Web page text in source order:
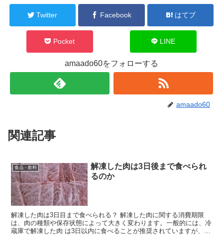
Twitter Facebook はてブ
Pocket LINE
amaado60をフォローする
amaado60
関連記事
食品・飲料
解凍した肉は3日後まで食べられ
るのか
解凍した肉は3日目まで食べられる？ 解凍した肉に関する消費期限
は、肉の種類や保存状態によって大きく変わります。一般的には、冷
蔵庫で解凍した肉 は3日以内に食べることが推奨されていますが、実